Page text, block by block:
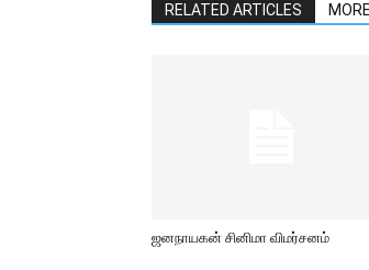
RELATED ARTICLES
ஜனநாயகன் சினிமா விமர்சனம்